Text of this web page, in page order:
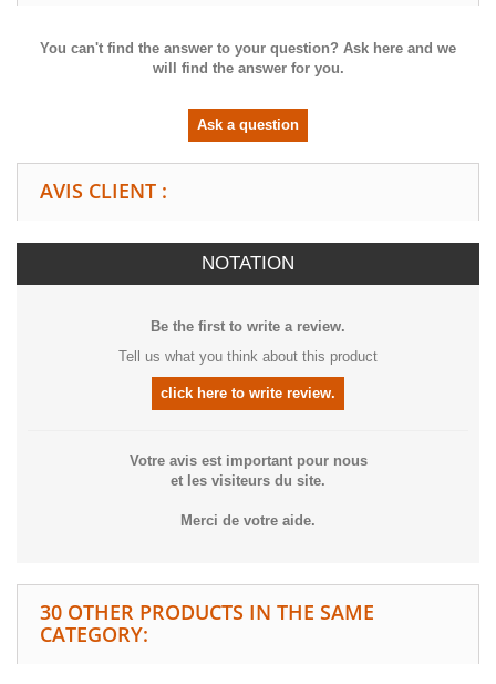
You can't find the answer to your question? Ask here and we
will find the answer for you.
Ask a question
AVIS CLIENT :
NOTATION
Be the first to write a review.
Tell us what you think about this product
click here to write review.
Votre avis est important pour nous
et les visiteurs du site.
Merci de votre aide.
30 OTHER PRODUCTS IN THE SAME
CATEGORY: